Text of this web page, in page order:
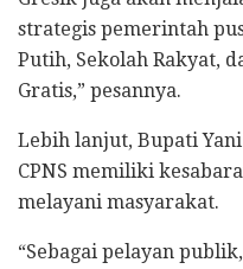
strategis pemerintah
Putih, Sekolah Rakyat,
Gratis,” pesannya.
Lebih lanjut, Bupati
CPNS memiliki
melayani masyarakat.
“Sebagai pelayan